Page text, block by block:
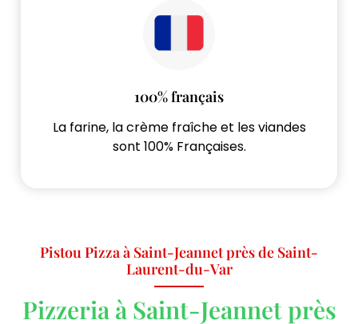
100% français
La farine, la crème fraîche et les viandes
sont 100% Françaises.
Pistou Pizza à Saint-Jeannet près de Saint-
Laurent-du-Var
Pizzeria à Saint-Jeannet près